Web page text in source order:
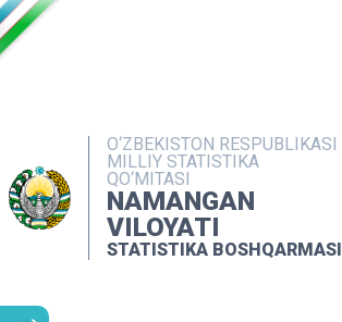
O‘ZBEKISTON RESPUBLIKASI
MILLIY STATISTIKA
QO‘MITASI
NAMANGAN
VILOYATI
STATISTIKA BOSHQARMASI
NASHRLAR
INTERAKTIV XIZMATLAR
MATBUOT XIZMATI
MUROJAATLAR